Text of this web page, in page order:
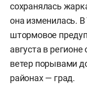
сохранялась
она изменилась.
штормовое
августа в
ветер порывами
районах — град.